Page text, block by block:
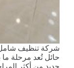
شركة تنظيف شامل
حائل تُعد مرحلة ما
جديد من أكثر